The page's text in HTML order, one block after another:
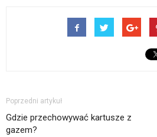
Poprzedni artykuł
Gdzie przechowywać kartusze z
gazem?